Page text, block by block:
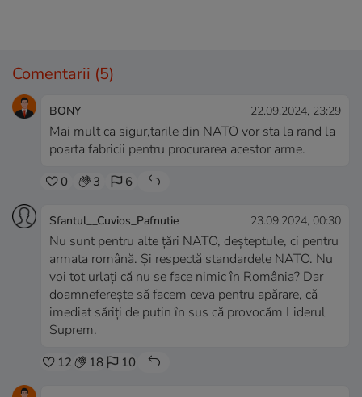
Comentarii (5)
BONY 22.09.2024, 23:29
Mai mult ca sigur,tarile din NATO vor sta la rand la
poarta fabricii pentru procurarea acestor arme.
0 3 6
Sfantul__Cuvios_Pafnutie 23.09.2024, 00:30
Nu sunt pentru alte țări NATO, deșteptule, ci pentru
armata română. Și respectă standardele NATO. Nu
voi tot urlați că nu se face nimic în România? Dar
doamneferește să facem ceva pentru apărare, că
imediat săriți de putin în sus că provocăm Liderul
Suprem.
12 18 10